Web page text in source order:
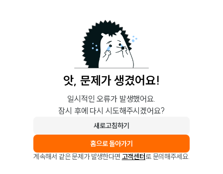
앗, 문제가 생겼어요!
일시적인 오류가 발생했어요.
잠시 후에 다시 시도해주시겠어요?
새로고침하기
홈으로 돌아가기
계속해서 같은 문제가 발생한다면 고객센터로 문의해주세요.